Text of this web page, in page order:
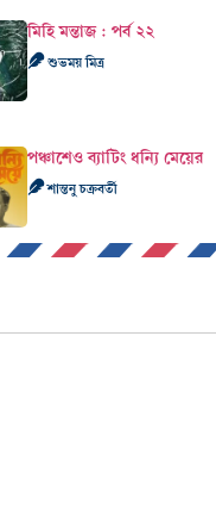
মিহি মন্তাজ : পর্ব ২২
শুভময় মিত্র
পঞ্চাশেও ব্যাটিং ধন্যি মেয়ের
শান্তনু চক্রবর্তী